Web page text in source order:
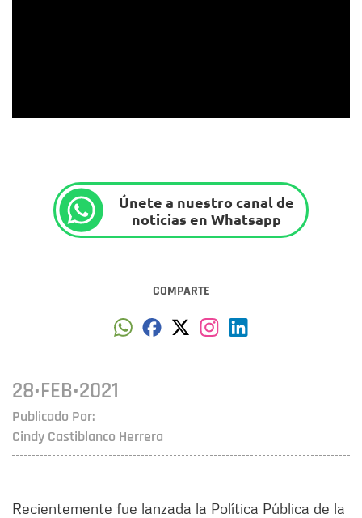
Únete a nuestro canal de
noticias en Whatsapp
COMPARTE
Publicado Por:
Cindy Castiblanco Herrera
28•FEB•2021
Recientemente fue lanzada la Política Pública de la